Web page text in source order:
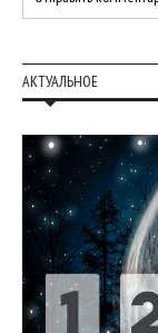
АКТУАЛЬНОЕ